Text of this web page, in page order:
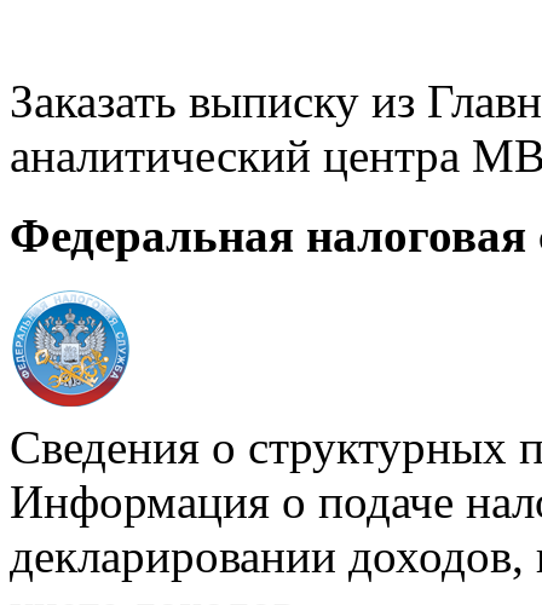
Заказать выписку из
аналитический центра
Федеральная налоговая
Сведения о структурных
Информация о подаче
декларировании доходов,